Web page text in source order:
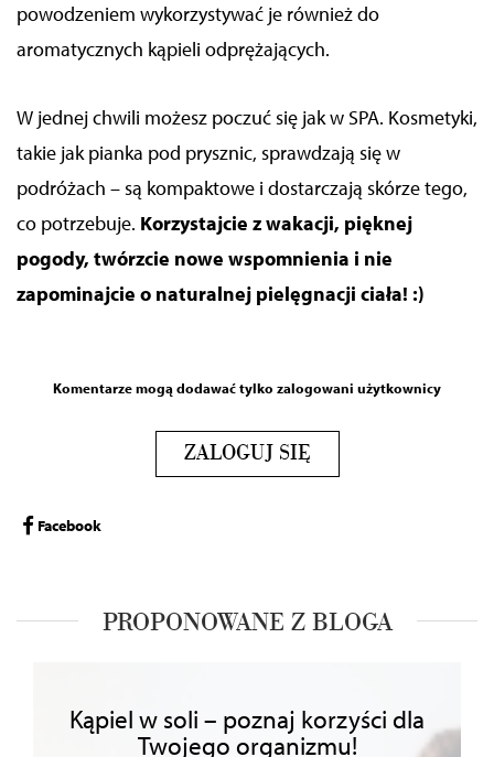
powodzeniem wykorzystywać je również do
aromatycznych kąpieli odprężających.
W jednej chwili możesz poczuć się jak w SPA. Kosmetyki,
takie jak pianka pod prysznic, sprawdzają się w
podróżach –są kompaktowe i dostarczają skórze tego,
co potrzebuje. Korzystajcie z wakacji, pięknej
pogody, twórzcie nowe wspomnienia i nie
zapominajcie o naturalnej pielęgnacji ciała! :)
Komentarze mogą dodawać tylko zalogowani użytkownicy
ZALOGUJ SIĘ
Facebook
PROPONOWANE Z BLOGA
Kąpiel w soli – poznaj korzyści dla
Twojego organizmu!